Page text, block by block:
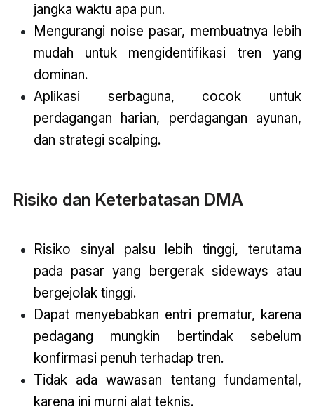
jangka waktu apa pun.
Mengurangi noise pasar, membuatnya lebih
mudah untuk mengidentifikasi tren yang
dominan.
Aplikasi serbaguna, cocok untuk
perdagangan harian, perdagangan ayunan,
dan strategi scalping.
Risiko dan Keterbatasan DMA
Risiko sinyal palsu lebih tinggi, terutama
pada pasar yang bergerak sideways atau
bergejolak tinggi.
Dapat menyebabkan entri prematur, karena
pedagang mungkin bertindak sebelum
konfirmasi penuh terhadap tren.
Tidak ada wawasan tentang fundamental,
karena ini murni alat teknis.